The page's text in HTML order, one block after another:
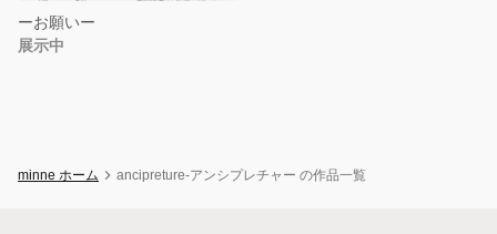
ーお願いー
展示中
minne ホーム ancipreture-アンシプレチャー の作品一覧